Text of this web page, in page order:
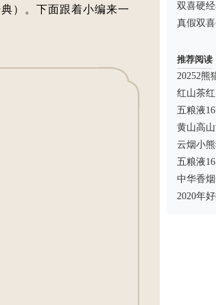
）。下面跟着小编来一
推荐阅读
20252熊
红山茶
五粮液
黄山高
云烟小
五粮液
中华香
2020年